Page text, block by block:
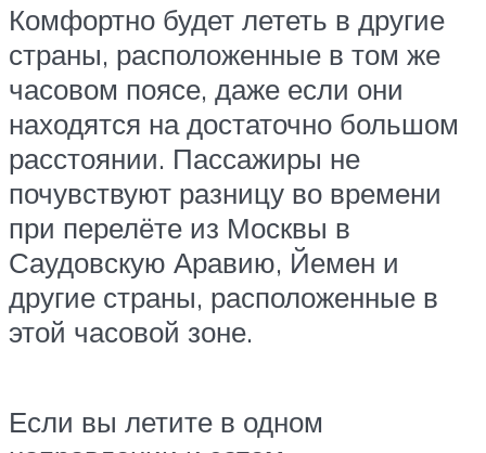
Комфортно будет лететь в другие
страны, расположенные в том же
часовом поясе, даже если они
находятся на достаточно большом
расстоянии. Пассажиры не
почувствуют разницу во времени
при перелёте из Москвы в
Саудовскую Аравию, Йемен и
другие страны, расположенные в
этой часовой зоне.
Если вы летите в одном